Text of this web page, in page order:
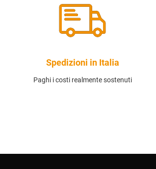
Spedizioni in Italia
Paghi i costi realmente sostenuti